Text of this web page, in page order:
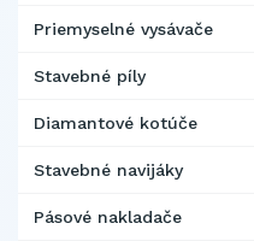
Priemyselné vysávače
Stavebné píly
Diamantové kotúče
Stavebné navijáky
Pásové nakladače